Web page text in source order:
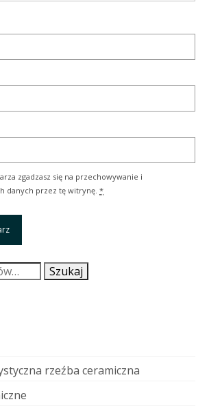
zgadzasz się na przechowywanie i
danych przez tę witrynę. *
Szukaj
rzeźba ceramiczna